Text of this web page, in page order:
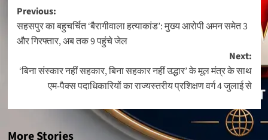
Post
navigation
Previous:
सहसपुर का बहुचर्चित ‘बैरागीवाला हत्याकांड’: मुख्य आरोपी अमन समेत 3
और गिरफ्तार, अब तक 9 पहुंचे जेल
Next:
‘बिना संस्कार नहीं सहकार, बिना सहकार नहीं उद्धार’ के मूल मंत्र के साथ
एम-पैक्स पदाधिकारियों का राज्यस्तरीय प्रशिक्षण वर्ग 4 जुलाई से